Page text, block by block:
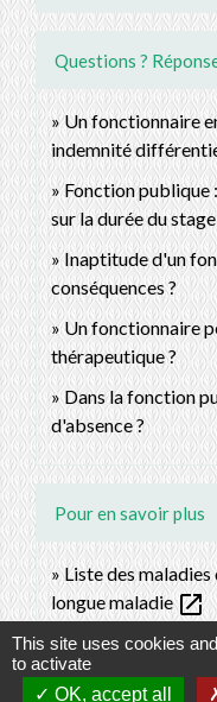
Questions ?
Un fonctionnaire
indemnité
Fonction publique
sur la durée du stage
Inaptitude d'un
conséquences ?
Un fonctionnaire
thérapeutique ?
Dans la fonction
d'absence ?
Pour en savoir plus
Liste des
longue maladieopen_in_new
This site uses cookies
to activate
OK, accept all